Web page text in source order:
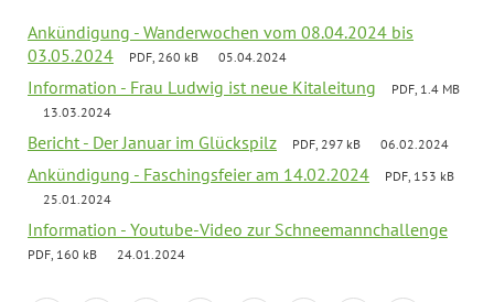
Ankündigung - Wanderwochen vom 08.04.2024 bis
03.05.2024
PDF, 260 kB 05.04.2024
Information - Frau Ludwig ist neue Kitaleitung
PDF, 1.4 MB
13.03.2024
Bericht - Der Januar im Glückspilz PDF, 297 kB 06.02.2024
Ankündigung - Faschingsfeier am 14.02.2024
PDF, 153 kB
25.01.2024
Information - Youtube-Video zur Schneemannchallenge
PDF, 160 kB 24.01.2024